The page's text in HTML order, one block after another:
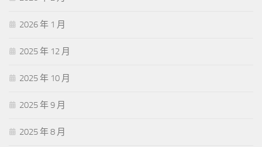
2026 年 1 月
2025 年 12 月
2025 年 10 月
2025 年 9 月
2025 年 8 月